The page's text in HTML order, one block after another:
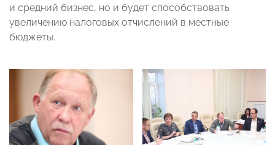
и средний бизнес, но и будет способствовать
увеличению налоговых отчислений в местные
бюджеты.